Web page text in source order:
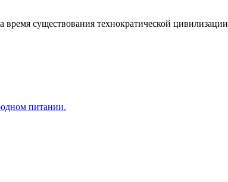
существования технократической цивилизации
питании.